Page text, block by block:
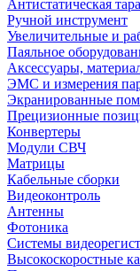
Антистатическая тара
Ручной инструмент
Увеличительные и
Паяльное
Аксессуары,
ЭМС и измерения
Экранированные
Прецизионные
Конвертеры
Модули СВЧ
Матрицы
Кабельные сборки
Видеоконтроль
Антенны
Фотоника
Cистемы
Высокоскоростные